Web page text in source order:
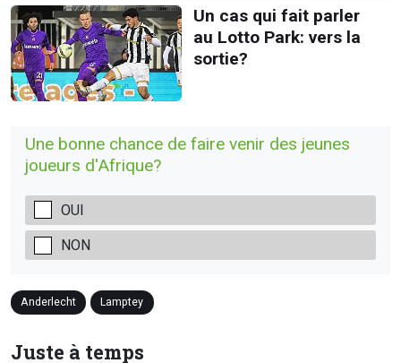
Un cas qui fait parler
au Lotto Park: vers la
sortie?
Une bonne chance de faire venir des jeunes
joueurs d'Afrique?
OUI
NON
Anderlecht Lamptey
Juste à temps